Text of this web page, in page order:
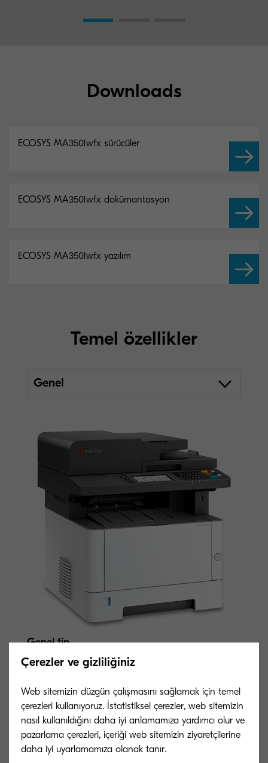
Downloads
ECOSYS MA3501wfx sürücüler
ECOSYS MA3501wfx dokümantasyon
ECOSYS MA3501wfx yazılım
Temel özellikler
Genel
Genel tip
Siyah Beyaz A4 çok fonksiyonlu yazıcı
Hız
Dakikada 35 sayfaya kadar A4 baskı
Isınma süresi
Çerezler ve gizliliğiniz
Web sitemizin düzgün çalışmasını sağlamak için temel
çerezleri kullanıyoruz. İstatistiksel çerezler, web sitemizin
nasıl kullanıldığını daha iyi anlamamıza yardımcı olur ve
pazarlama çerezleri, içeriği web sitemizin ziyaretçilerine
daha iyi uyarlamamıza olanak tanır.